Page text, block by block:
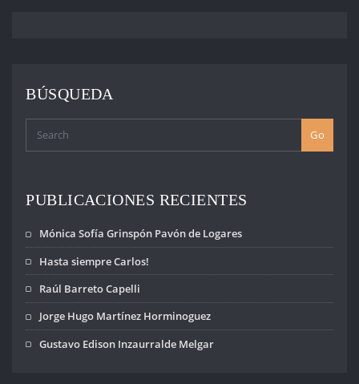
BÚSQUEDA
Go
PUBLICACIONES RECIENTES
Mónica Sofía Grinspón Pavón de Logares
Hasta siempre Carlos!
Raúl Barreto Capelli
Jorge Hugo Martínez Horminoguez
Gustavo Edison Inzaurralde Melgar